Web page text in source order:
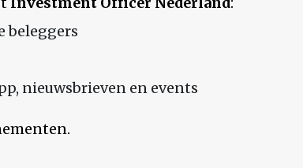
beleggers
nieuwsbrieven en events